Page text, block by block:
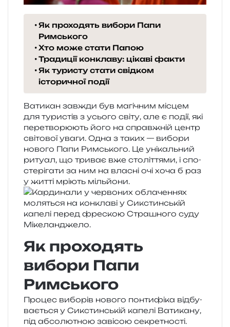
Як проходять вибори Папи
Римського
Хто може стати Папою
Традиції конклаву: цікаві факти
Як туристу стати свідком
історичної події
Ватикан зав­жди був магі­чним місцем
для тури­стів з усьо­го світу, але є події, які
пере­тво­рю­ють його на справ­жній центр
сві­то­вої уваги. Одна з таких — вибо­ри
ново­го Папи Римського. Це уні­каль­ний
риту­ал, що три­ває вже сто­лі­т­тя­ми, і спо­
сте­рі­га­ти за ним на вла­сні очі хоча б раз
у житті мрі­ють мільйони.
Як проходять
вибори Папи
Римського
Процес вибо­рів ново­го пон­ти­фі­ка від­бу­
ва­є­ться у Сикстинській капе­лі Ватикану,
під абсо­лю­тною заві­сою секре­тно­сті.